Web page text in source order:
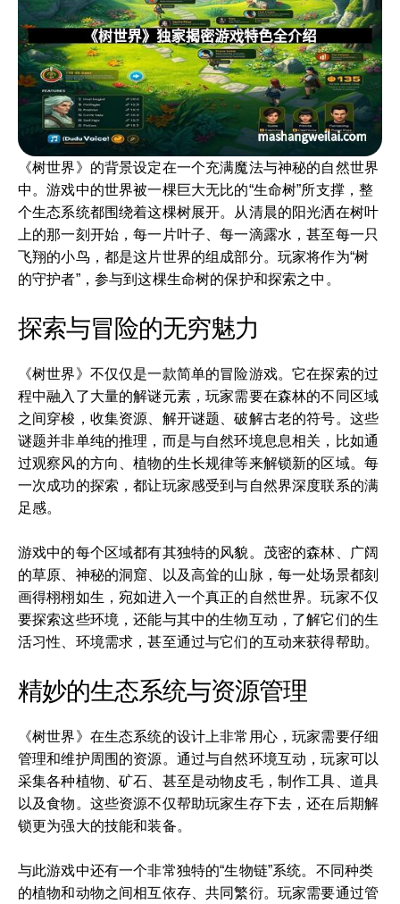
《树世界》的背景设定在一个充满魔法与神秘的自然世界
中。游戏中的世界被一棵巨大无比的“生命树”所支撑，整
个生态系统都围绕着这棵树展开。从清晨的阳光洒在树叶
上的那一刻开始，每一片叶子、每一滴露水，甚至每一只
飞翔的小鸟，都是这片世界的组成部分。玩家将作为“树
的守护者”，参与到这棵生命树的保护和探索之中。
探索与冒险的无穷魅力
《树世界》不仅仅是一款简单的冒险游戏。它在探索的过
程中融入了大量的解谜元素，玩家需要在森林的不同区域
之间穿梭，收集资源、解开谜题、破解古老的符号。这些
谜题并非单纯的推理，而是与自然环境息息相关，比如通
过观察风的方向、植物的生长规律等来解锁新的区域。每
一次成功的探索，都让玩家感受到与自然界深度联系的满
足感。
游戏中的每个区域都有其独特的风貌。茂密的森林、广阔
的草原、神秘的洞窟、以及高耸的山脉，每一处场景都刻
画得栩栩如生，宛如进入一个真正的自然世界。玩家不仅
要探索这些环境，还能与其中的生物互动，了解它们的生
活习性、环境需求，甚至通过与它们的互动来获得帮助。
精妙的生态系统与资源管理
《树世界》在生态系统的设计上非常用心，玩家需要仔细
管理和维护周围的资源。通过与自然环境互动，玩家可以
采集各种植物、矿石、甚至是动物皮毛，制作工具、道具
以及食物。这些资源不仅帮助玩家生存下去，还在后期解
锁更为强大的技能和装备。
与此游戏中还有一个非常独特的“生物链”系统。不同种类
的植物和动物之间相互依存、共同繁衍。玩家需要通过管